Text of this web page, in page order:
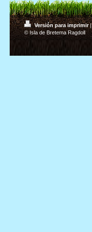
Versión para imprimir|
© Isla de Bretema Ragdoll